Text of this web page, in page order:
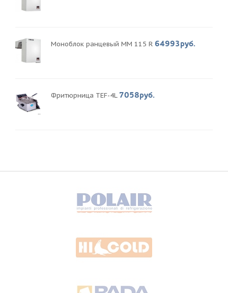
Моноблок ранцевый MM 115 R 64993руб.
Фритюрница TEF-4L 7058руб.